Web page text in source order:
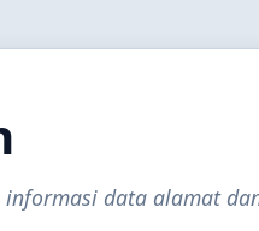
informasi data alamat